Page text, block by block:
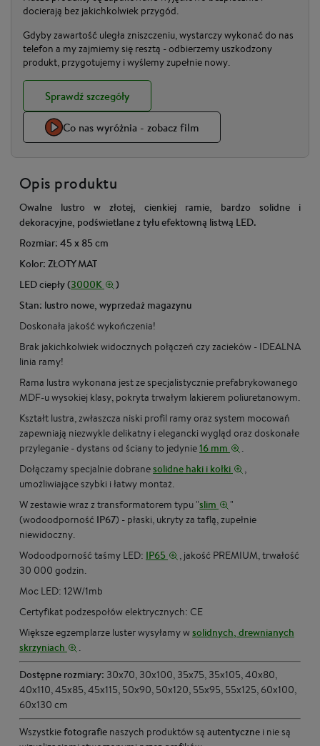
docierają bez jakichkolwiek przygód.
Gdyby zawartość uległa zniszczeniu, wystarczy wykonać do nas
telefon a my zajmiemy się resztą - odbierzemy uszkodzony
produkt, przygotujemy i wyślemy zupełnie nowy.
Sprawdź szczegóły
Co nas wyróżnia - zobacz film
Opis produktu
Owalne lustro w złotej, cienkiej ramie, bardzo solidne i
dekoracyjne, podświetlane z tyłu efektowną listwą LED.
Rozmiar: 45 x 85 cm
Kolor: ZŁOTY MAT
LED ciepły (3000K
)
Stan: lustro nowe, wyprzedaż magazynu
Doskonała jakość wykończenia!
Brak jakichkolwiek widocznych połączeń czy zacieków - IDEALNA
linia ramy!
Rama lustra wykonana jest ze specjalistycznie prefabrykowanego
MDF-u wysokiej klasy, pokryta trwałym lakierem poliuretanowym.
Kształt lustra, zwłaszcza niski profil ramy oraz system mocowań
zapewniają niezwykle delikatny i elegancki wygląd oraz doskonałe
przyleganie - dystans od ściany to jedynie16 mm
.
Dołączamy specjalnie dobranesolidne haki i kołki
,
umożliwiające szybki i łatwy montaż.
W zestawie wraz z transformatorem typu "slim
"
(wodoodporność IP67) - płaski, ukryty za taflą, zupełnie
niewidoczny.
Wodoodporność taśmy LED: IP65
, jakość PREMIUM, trwałość
30 000 godzin.
Moc LED: 12W/1mb
Certyfikat podzespołów elektrycznych: CE
Większe egzemplarze luster wysyłamy wsolidnych, drewnianych
skrzyniach
.
Dostępne rozmiary: 30x70, 30x100, 35x75, 35x105, 40x80,
40x110, 45x85, 45x115, 50x90, 50x120, 55x95, 55x125, 60x100,
60x130 cm
Wszystkiefotografie naszych produktów są autentyczne i nie są